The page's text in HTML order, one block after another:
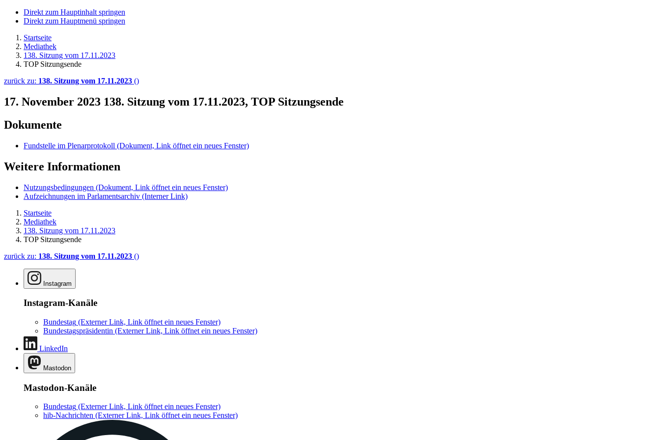
Direkt zum Hauptinhalt springen
Direkt zum Hauptmenü springen
Startseite
Mediathek
138. Sitzung vom 17.11.2023
TOP Sitzungsende
zurück zu: 138. Sitzung vom 17.11.2023 ()
17. November 2023 138. Sitzung vom 17.11.2023, TOP Sitzungsende
Dokumente
Fundstelle im Plenarprotokoll (Dokument, Link öffnet ein neues Fenster)
Weitere Informationen
Nutzungsbedingungen (Dokument, Link öffnet ein neues Fenster)
Aufzeichnungen im Parlamentsarchiv (Interner Link)
Startseite
Mediathek
138. Sitzung vom 17.11.2023
TOP Sitzungsende
zurück zu: 138. Sitzung vom 17.11.2023 ()
Instagram
Instagram-Kanäle
Bundestag (Externer Link, Link öffnet ein neues Fenster)
Bundestagspräsidentin (Externer Link, Link öffnet ein neues Fenster)
LinkedIn
Mastodon
Mastodon-Kanäle
Bundestag (Externer Link, Link öffnet ein neues Fenster)
hib-Nachrichten (Externer Link, Link öffnet ein neues Fenster)